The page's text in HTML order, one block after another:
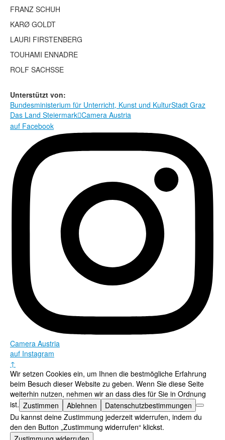
FRANZ SCHUH
KARØ GOLDT
LAURI FIRSTENBERG
TOUHAMI ENNADRE
ROLF SACHSSE
Unterstützt von:
Bundesministerium für Unterricht, Kunst und KulturStadt Graz
Das Land SteiermarkCamera Austria
auf Facebook
Camera Austria
auf Instagram
↑
Wir setzen Cookies ein, um Ihnen die bestmögliche Erfahrung
beim Besuch dieser Website zu geben. Wenn Sie diese Seite
weiterhin nutzen, nehmen wir an dass dies für Sie in Ordnung
ist. Zustimmen Ablehnen
Datenschutzbestimmungen
Du kannst deine Zustimmung jederzeit widerrufen, indem du
den den Button „Zustimmung widerrufen“ klickst.